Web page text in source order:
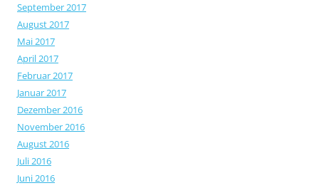
September 2017
August 2017
Mai 2017
April 2017
Februar 2017
Januar 2017
Dezember 2016
November 2016
August 2016
Juli 2016
Juni 2016